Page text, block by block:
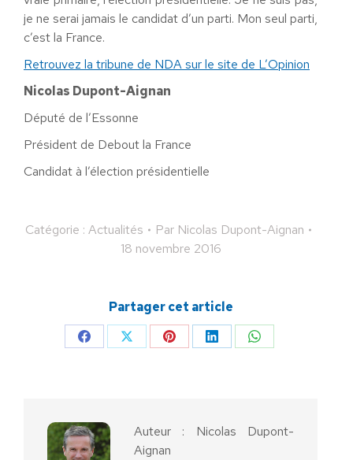
je ne serai jamais le candidat d’un parti. Mon seul parti,
c’est la France.
Retrouvez la tribune de NDA sur le site de L’Opinion
Nicolas Dupont-Aignan
Député de l’Essonne
Président de Debout la France
Candidat à l’élection présidentielle
Catégorie : Actualités Par Nicolas Dupont-Aignan
18 novembre 2016
Partager cet article
PartagerPartagerPartagerPartagerPartager
Auteur : Nicolas Dupont-
Aignan